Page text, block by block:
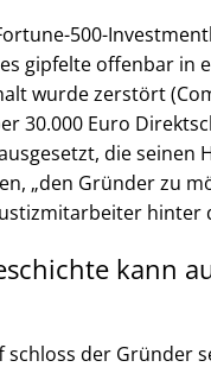
500-
gipfelte offenbar in
wurde zerstört
30.000 Euro
die seinen
den Gründer zu
hinter
kann
schloss der Gründer